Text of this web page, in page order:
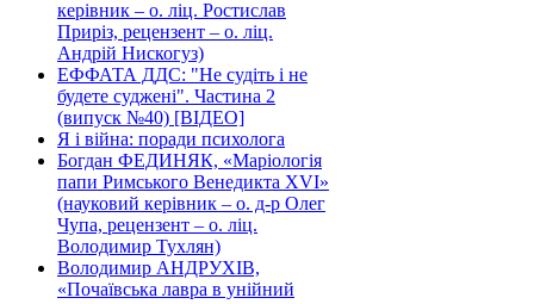
керівник – о. ліц. Ростислав
Приріз, рецензент – о. ліц.
Андрій Нискогуз)
ЕФФАТА ДДС: "Не судіть і не
будете суджені". Частина 2
(випуск №40) [ВІДЕО]
Я і війна: поради психолога
Богдан ФЕДИНЯК, «Маріологія
папи Римського Венедикта XVI»
(науковий керівник – о. д-р Олег
Чупа, рецензент – о. ліц.
Володимир Тухлян)
Володимир АНДРУХІВ,
«Почаївська лавра в унійний